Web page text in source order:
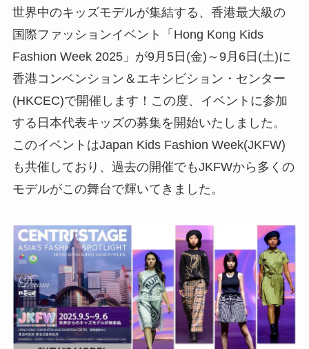
世界中のキッズモデルが集結する、香港最大級の
国際ファッションイベント「Hong Kong Kids
Fashion Week 2025」が9月5日(金)～9月6日(土)に
香港コンベンション＆エキシビション・センター
(HKCEC)で開催します！この度、イベントに参加
する日本代表キッズの募集を開始いたしました。
このイベントはJapan Kids Fashion Week(JKFW)
も共催しており、過去の開催でもJKFWから多くの
モデルがこの舞台で輝いてきました。